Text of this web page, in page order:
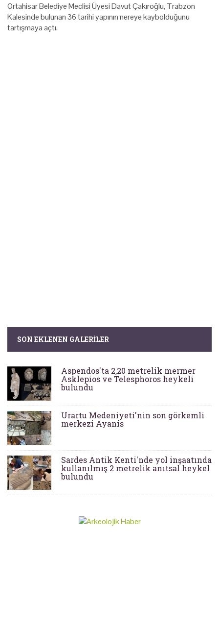
Ortahisar Belediye Meclisi Üyesi Davut Çakıroğlu, Trabzon
Kalesinde bulunan 36 tarihi yapının nereye kaybolduğunu
tartışmaya açtı.
SON EKLENEN GALERILER
Aspendos'ta 2,20 metrelik mermer
Asklepios ve Telesphoros heykeli
bulundu
Urartu Medeniyeti'nin son görkemli
merkezi Ayanis
Sardes Antik Kenti'nde yol inşaatında
kullanılmış 2 metrelik anıtsal heykel
bulundu